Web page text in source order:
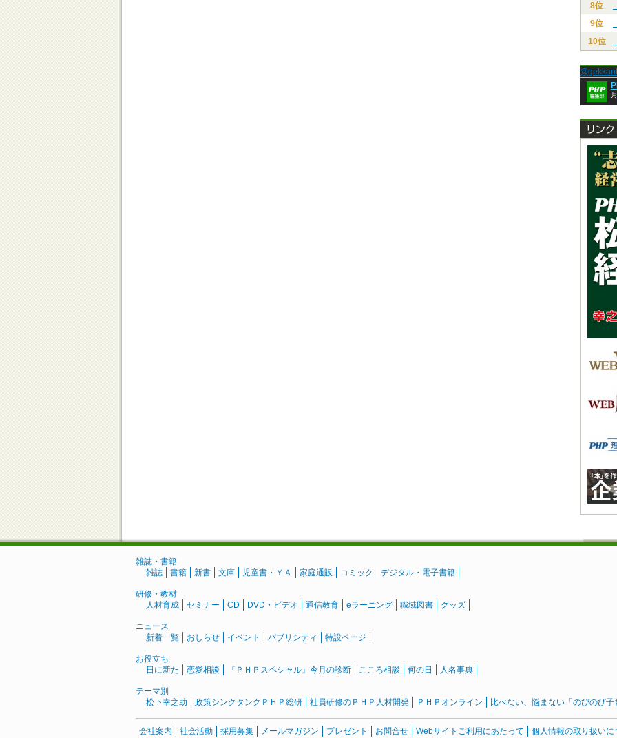
8位
9位
10位
雑誌・書籍
雑誌
書籍 新書 文庫 児童書・ＹＡ 家庭通販 コミック デジタル・電子書籍
研修・教材
人材育成
セミナー CD DVD・ビデオ 通信教育 eラーニング 職域図書 グッズ
ニュース
新着一覧
おしらせ イベント パブリシティ 特設ページ
お役立ち
日に新た
恋愛相談 『ＰＨＰスペシャル』今月の診断 こころ相談 何の日 人名事典
テーマ別
松下幸之助
政策シンクタンクＰＨＰ総研 社員研修のＰＨＰ人材開発 ＰＨＰオンライン 比べない、悩まない「のびのび
会社案内 社会活動 採用募集 メールマガジン プレゼント お問合せ Webサイトご利用にあたって 個人情報の取り扱いに